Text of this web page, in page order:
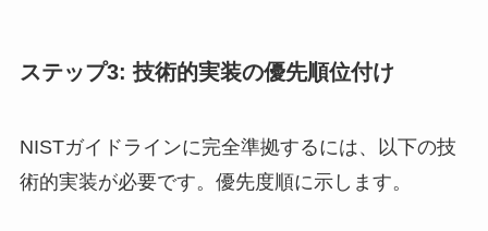
ステップ3: 技術的実装の優先順位付け
NISTガイドラインに完全準拠するには、以下の技
術的実装が必要です。優先度順に示します。